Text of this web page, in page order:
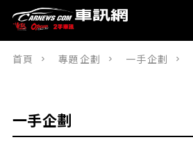
首頁 專題企劃 一手企劃
一手企劃